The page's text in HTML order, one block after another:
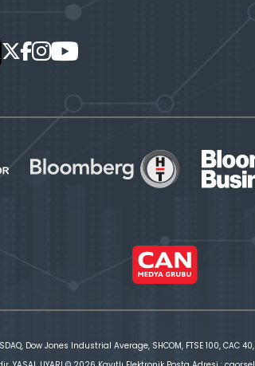
Dow Jones Industrial Average, SHCOM, FTSE 100, CAC